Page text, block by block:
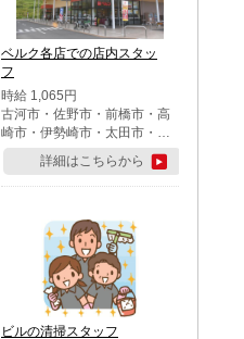
ベルク各店での店内スタッ
フ
時給 1,065円
古河市・佐野市・前橋市・高
崎市・伊勢崎市・太田市・館
林市・藤岡市・大泉町・さい
たま市北区・川越市・熊谷
市・行田市・秩父市・所沢
市・鶴ケ島市・千葉市中央
区・市川市・松戸市・習志野
市・柏市・流山市・八千代
市・足立区・江戸川区・八王
子市・町田市
詳細はこちらから
ビルの清掃スタッフ